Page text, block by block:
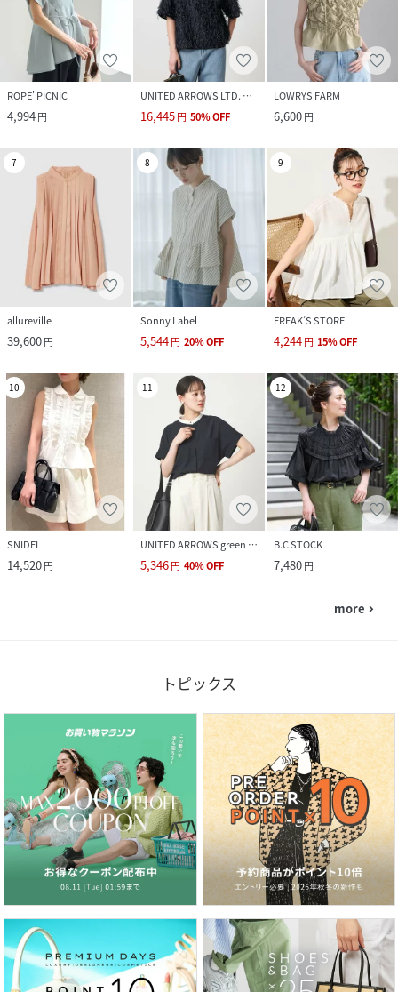
ROPE' PICNIC
4,994円
UNITED ARROWS LTD. OUTLET
16,445円 50%OFF
LOWRYS FARM
6,600円
7
allureville
39,600円
8
Sonny Label
5,544円 20%OFF
9
FREAK’S STORE
4,244円 15%OFF
10
SNIDEL
14,520円
11
UNITED ARROWS green label relaxing
5,346円 40%OFF
12
B.C STOCK
7,480円
more navigate_next
トピックス